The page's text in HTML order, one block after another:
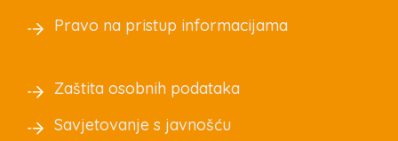
Pravo na pristup informacijama
Zaštita osobnih podataka
Savjetovanje s javnošću